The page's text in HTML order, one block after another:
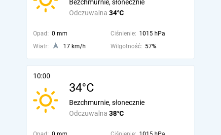
Odczuwalna 34°C
Bezchmurnie, słonecznie
Opad: 0 mm Ciśnienie: 1015 hPa
Wiatr:
17 km/h Wilgotność: 57%
10:00
34°C
Odczuwalna 38°C
Bezchmurnie, słonecznie